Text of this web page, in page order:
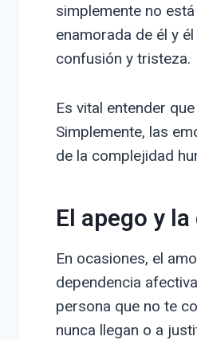
simplemente no
enamorada de él y
confusión y tristeza.
Es vital entender
Simplemente, las
de la complejidad
El apego y
En ocasiones, el
dependencia
persona que no te
nunca llegan o a